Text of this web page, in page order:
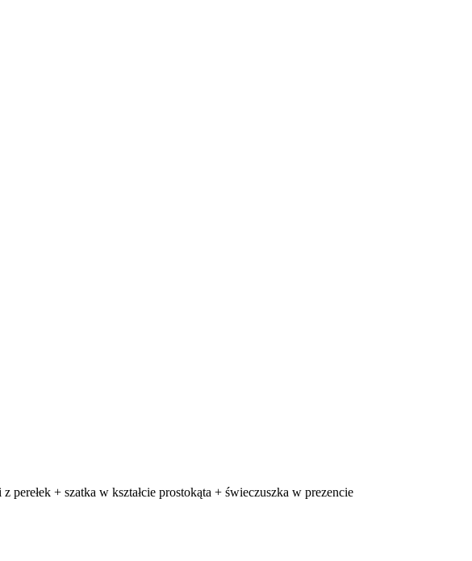
perełek + szatka w kształcie prostokąta + świeczuszka w prezencie